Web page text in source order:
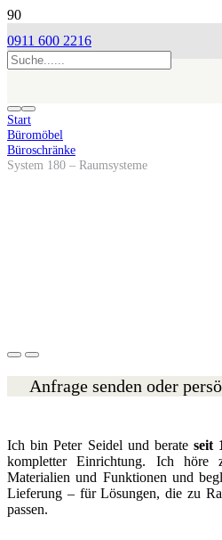
0911 600 2216
Start
Büromöbel
Büroschränke
System 180 – Raumsysteme
Anfrage senden oder
Ich bin Peter Seidel und berateseit
kompletter Einrichtung. Ich
Materialien und Funktionen und
Lieferung – für Lösungen, die zu
passen.